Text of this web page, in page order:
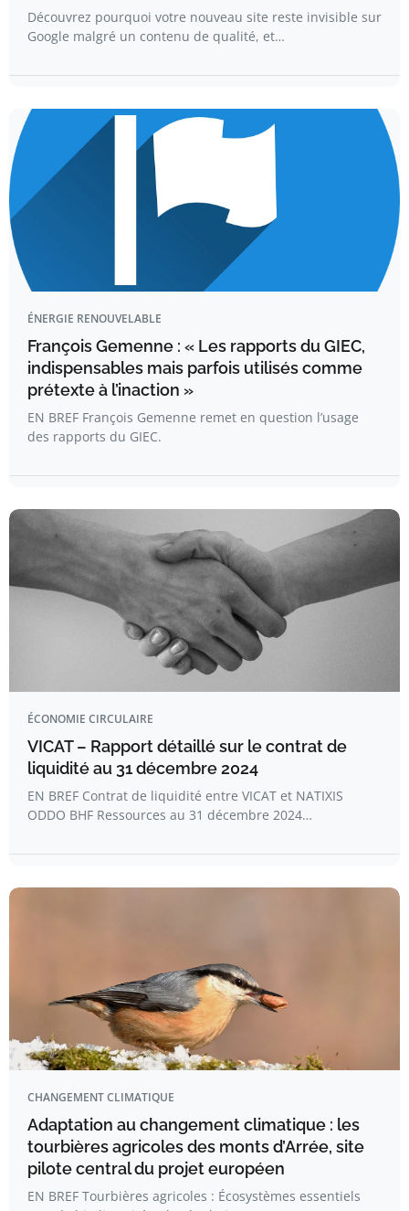
Découvrez pourquoi votre nouveau site reste invisible sur
Google malgré un contenu de qualité, et…
ÉNERGIE RENOUVELABLE
François Gemenne : « Les rapports du GIEC,
indispensables mais parfois utilisés comme
prétexte à l’inaction »
EN BREF François Gemenne remet en question l’usage
des rapports du GIEC.
ÉCONOMIE CIRCULAIRE
VICAT – Rapport détaillé sur le contrat de
liquidité au 31 décembre 2024
EN BREF Contrat de liquidité entre VICAT et NATIXIS
ODDO BHF Ressources au 31 décembre 2024…
CHANGEMENT CLIMATIQUE
Adaptation au changement climatique : les
tourbières agricoles des monts d’Arrée, site
pilote central du projet européen
EN BREF Tourbières agricoles : Écosystèmes essentiels